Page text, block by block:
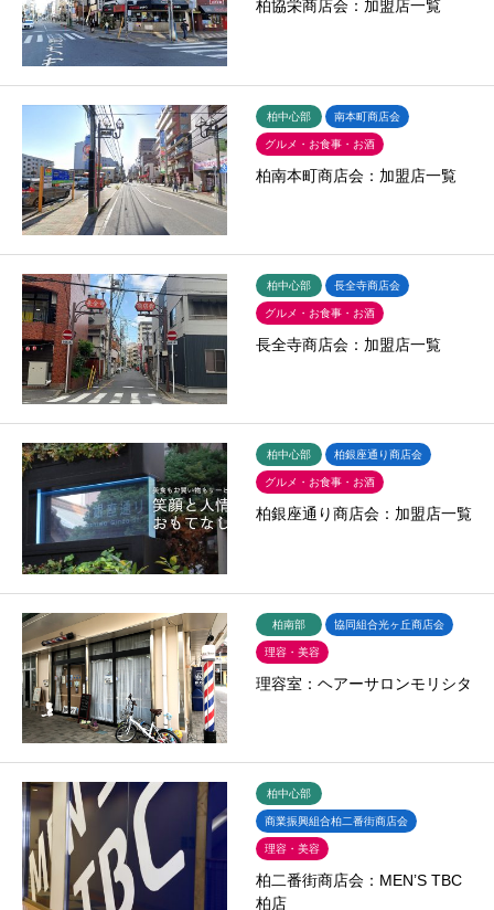
柏協栄商店会：加盟店一覧
柏中心部 南本町商店会
グルメ・お食事・お酒
柏南本町商店会：加盟店一覧
柏中心部 長全寺商店会
グルメ・お食事・お酒
長全寺商店会：加盟店一覧
柏中心部 柏銀座通り商店会
グルメ・お食事・お酒
柏銀座通り商店会：加盟店一覧
柏南部 協同組合光ヶ丘商店会
理容・美容
理容室：ヘアーサロンモリシタ
柏中心部
商業振興組合柏二番街商店会
理容・美容
柏二番街商店会：MEN’S TBC
柏店